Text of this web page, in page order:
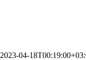
2023-04-